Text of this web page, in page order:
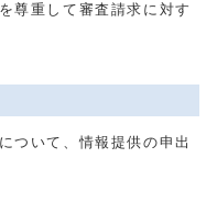
尊重して審査請求に対す
ついて、情報提供の申出